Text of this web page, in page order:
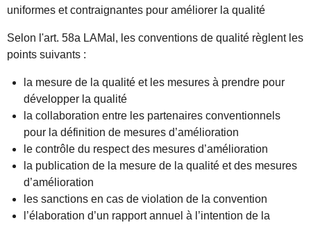
uniformes et contraignantes pour améliorer la qualité
Selon l'art. 58a LAMal, les conventions de qualité règlent les
points suivants :
la mesure de la qualité et les mesures à prendre pour
développer la qualité
la collaboration entre les partenaires conventionnels
pour la définition de mesures d’amélioration
le contrôle du respect des mesures d’amélioration
la publication de la mesure de la qualité et des mesures
d’amélioration
les sanctions en cas de violation de la convention
l’élaboration d’un rapport annuel à l’intention de la